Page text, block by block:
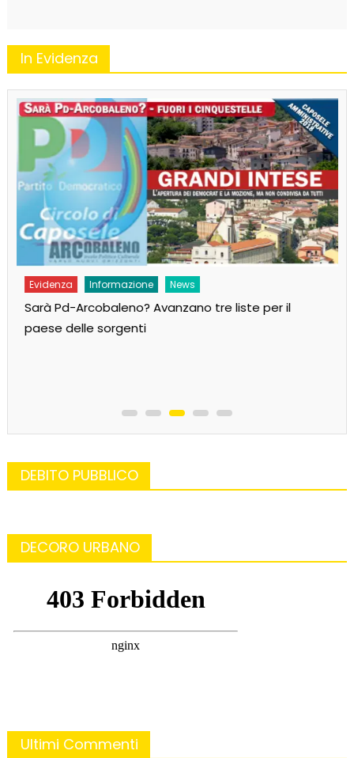
In Evidenza
Evidenza Informazione News
Sarà Pd-Arcobaleno? Avanzano tre liste per il
paese delle sorgenti
DEBITO PUBBLICO
DECORO URBANO
Ultimi Commenti